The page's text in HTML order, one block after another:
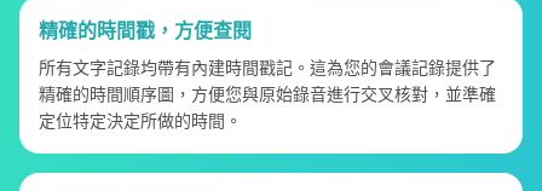
精確的時間戳，方便查閱
所有文字記錄均帶有內建時間戳記。這為您的會議記錄提供了
精確的時間順序圖，方便您與原始錄音進行交叉核對，並準確
定位特定決定所做的時間。